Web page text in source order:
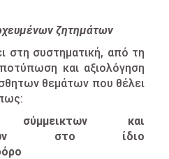
ζητημάτων
στη συστηματική, από τη
και αξιολόγηση
θεμάτων που θέλει
σύμμεικτων και
στο ίδιο